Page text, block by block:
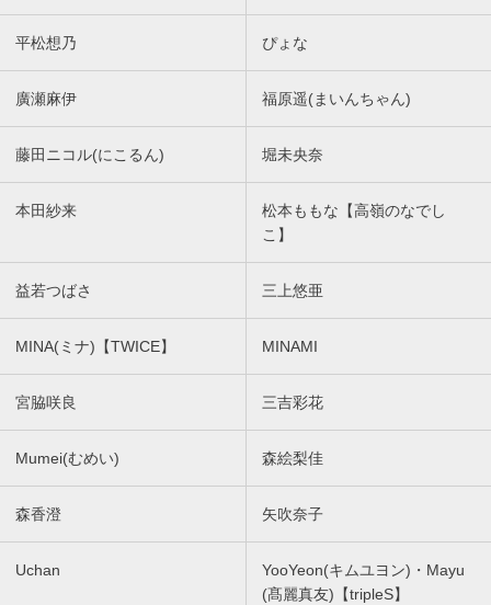
平松想乃 ぴょな
廣瀬麻伊 福原遥(まいんちゃん)
藤田ニコル(にこるん) 堀未央奈
本田紗来
松本ももな【高嶺のなでし
こ】
益若つばさ 三上悠亜
MINA(ミナ)【TWICE】 MINAMI
宮脇咲良 三吉彩花
Mumei(むめい) 森絵梨佳
森香澄 矢吹奈子
Uchan
YooYeon(キムユヨン)・Mayu
(髙麗真友)【tripleS】